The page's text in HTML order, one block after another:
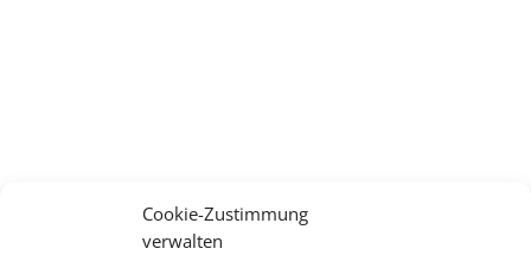
Cookie-Zustimmung
verwalten